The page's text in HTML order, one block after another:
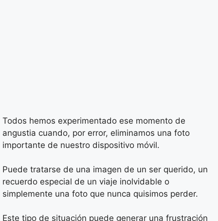
Todos hemos experimentado ese momento de
angustia cuando, por error, eliminamos una foto
importante de nuestro dispositivo móvil.
Puede tratarse de una imagen de un ser querido, un
recuerdo especial de un viaje inolvidable o
simplemente una foto que nunca quisimos perder.
Este tipo de situación puede generar una frustración